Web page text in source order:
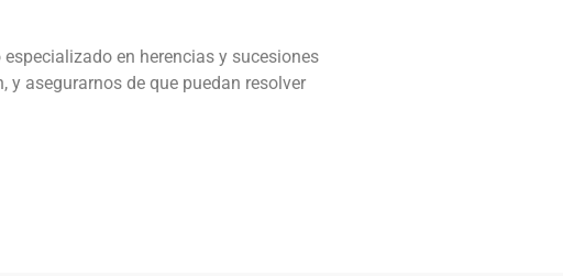
en herencias y sucesiones
asegurarnos de que puedan resolver